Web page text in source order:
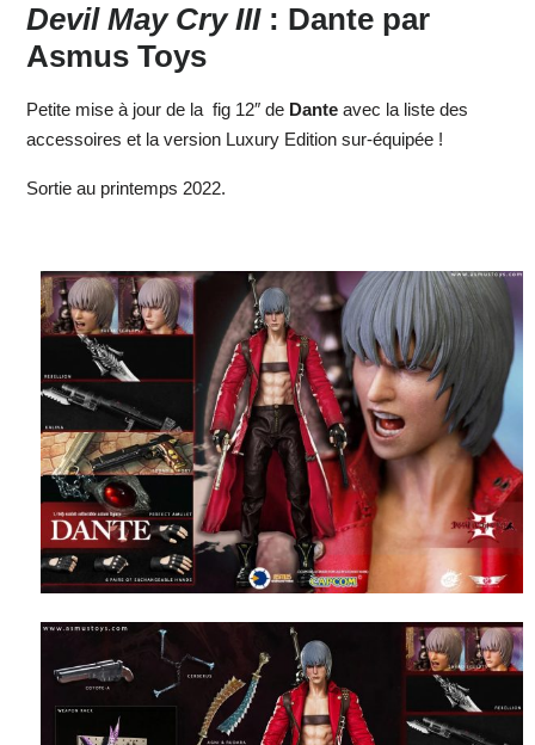
Devil May Cry III: Dante par
Asmus Toys
Petite mise à jour de la fig 12″ de Dante avec la liste des
accessoires et la version Luxury Edition sur-équipée !
Sortie au printemps 2022.